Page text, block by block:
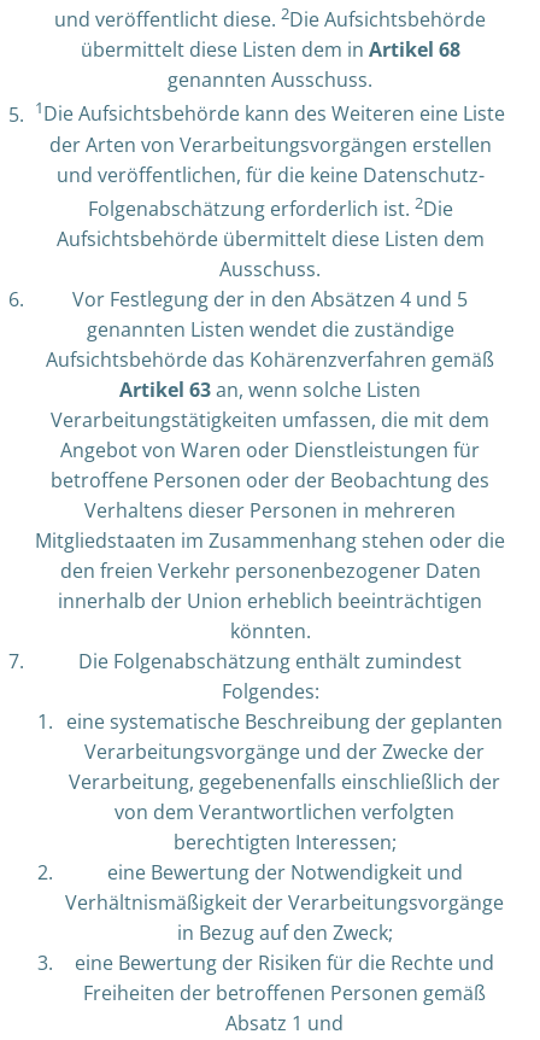
und veröffentlicht diese. 2Die Aufsichtsbehörde
übermittelt diese Listen dem in Artikel 68
genannten Ausschuss.
1Die Aufsichtsbehörde kann des Weiteren eine Liste
der Arten von Verarbeitungsvorgängen erstellen
und veröffentlichen, für die keine Datenschutz-
Folgenabschätzung erforderlich ist. 2Die
Aufsichtsbehörde übermittelt diese Listen dem
Ausschuss.
Vor Festlegung der in den Absätzen 4 und 5
genannten Listen wendet die zuständige
Aufsichtsbehörde das Kohärenzverfahren gemäß
Artikel 63an, wenn solche Listen
Verarbeitungstätigkeiten umfassen, die mit dem
Angebot von Waren oder Dienstleistungen für
betroffene Personen oder der Beobachtung des
Verhaltens dieser Personen in mehreren
Mitgliedstaaten im Zusammenhang stehen oder die
den freien Verkehr personenbezogener Daten
innerhalb der Union erheblich beeinträchtigen
könnten.
Die Folgenabschätzung enthält zumindest
Folgendes:
eine systematische Beschreibung der geplanten
Verarbeitungsvorgänge und der Zwecke der
Verarbeitung, gegebenenfalls einschließlich der
von dem Verantwortlichen verfolgten
berechtigten Interessen;
eine Bewertung der Notwendigkeit und
Verhältnismäßigkeit der Verarbeitungsvorgänge
in Bezug auf den Zweck;
eine Bewertung der Risiken für die Rechte und
Freiheiten der betroffenen Personen gemäß
Absatz 1 und